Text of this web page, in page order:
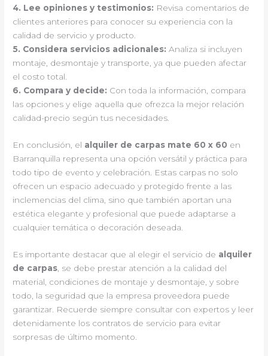
4. Lee opiniones y testimonios: Revisa comentarios de
clientes anteriores para conocer su experiencia con la
calidad de servicio y producto.
5. Considera servicios adicionales: Analiza si incluyen
montaje, desmontaje y transporte, ya que pueden afectar
el costo total.
6. Compara y decide: Con toda la información, compara
las opciones y elige aquella que ofrezca la mejor relación
calidad-precio según tus necesidades.
En conclusión, el alquiler de carpas mate 60 x 60 en
Barranquilla representa una opción versátil y práctica para
todo tipo de evento y celebración. Estas carpas no solo
ofrecen un espacio adecuado y protegido frente a las
inclemencias del clima, sino que también aportan una
estética elegante y profesional que puede adaptarse a
cualquier temática o decoración deseada.
Es importante destacar que al elegir el servicio de alquiler
de carpas , se debe prestar atención a la calidad del
material, condiciones de montaje y desmontaje, y sobre
todo, la seguridad que la empresa proveedora puede
garantizar. Recuerde siempre consultar con expertos y leer
detenidamente los contratos de servicio para evitar
sorpresas de último momento.